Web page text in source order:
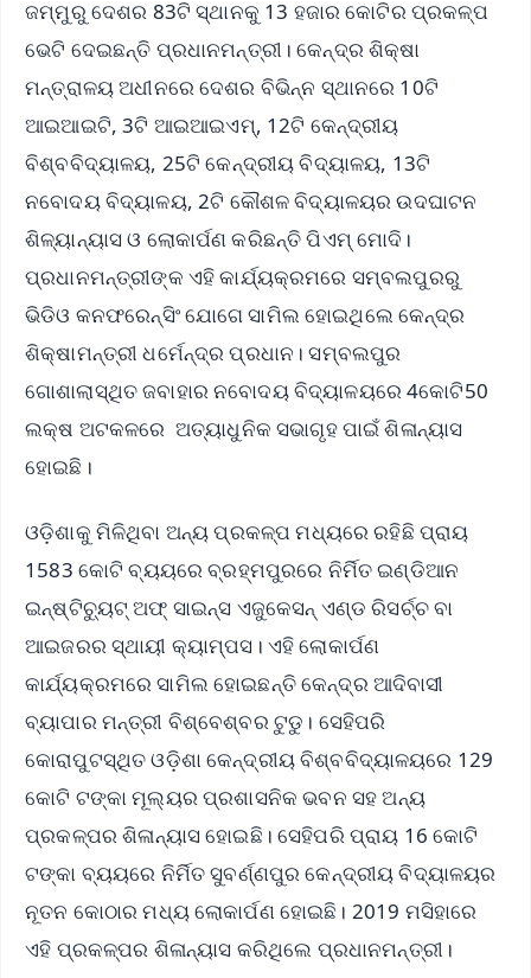
ଜମ୍ମୁରୁ ଦେଶର 83ଟି ସ୍ଥାନକୁ 13 ହଜାର କୋଟିର ପ୍ରକଳ୍ପ
ଭେଟି ଦେଇଛନ୍ତି ପ୍ରଧାନମନ୍ତ୍ରୀ। କେନ୍ଦ୍ର ଶିକ୍ଷା
ମନ୍ତ୍ରାଳୟ ଅଧୀନରେ ଦେଶର ବିଭିନ୍ନ ସ୍ଥାନରେ 10ଟି
ଆଇଆଇଟି, 3ଟି ଆଇଆଇଏମ୍, 12ଟି କେନ୍ଦ୍ରୀୟ
ବିଶ୍ବବିଦ୍ୟାଳୟ, 25ଟି କେନ୍ଦ୍ରୀୟ ବିଦ୍ୟାଳୟ, 13ଟି
ନବୋଦୟ ବିଦ୍ୟାଳୟ, 2ଟି କୌଶଳ ବିଦ୍ୟାଳୟର ଉଦଘାଟନ
ଶିଳ୍ୟାନ୍ୟାସ ଓ ଲୋକାର୍ପଣ କରିଛନ୍ତି ପିଏମ୍ ମୋଦି।
ପ୍ରଧାନମନ୍ତ୍ରୀଙ୍କ ଏହି କାର୍ଯ୍ୟକ୍ରମରେ ସମ୍ବଲପୁରରୁ
ଭିଡିଓ କନଫରେନ୍ସିଂ ଯୋଗେ ସାମିଲ ହୋଇଥିଲେ କେନ୍ଦ୍ର
ଶିକ୍ଷାମନ୍ତ୍ରୀ ଧର୍ମେନ୍ଦ୍ର ପ୍ରଧାନ। ସମ୍ବଲପୁର
ଗୋଶାଲାସ୍ଥିତ ଜବାହାର ନବୋଦୟ ବିଦ୍ୟାଳୟରେ 4କୋଟି50
ଲକ୍ଷ ଅଟକଳରେ ଅତ୍ୟାଧୁନିକ ସଭାଗୃହ ପାଇଁ ଶିଳାନ୍ୟାସ
ହୋଇଛି।
ଓଡ଼ିଶାକୁ ମିଳିଥିବା ଅନ୍ୟ ପ୍ରକଳ୍ପ ମଧ୍ୟରେ ରହିଛି ପ୍ରାୟ
1583 କୋଟି ବ୍ୟୟରେ ବ୍ରହ୍ମପୁରରେ ନିର୍ମିତ ଇଣ୍ଡିଆନ
ଇନ୍‌ଷ୍ଟିଚ୍ୟୁଟ୍ ଅଫ୍ ସାଇନ୍ସ ଏଜୁକେସନ୍ ଏଣ୍ଡ ରିସର୍ଚ୍ଚ ବା
ଆଇଜରର ସ୍ଥାୟୀ କ୍ୟାମ୍ପସ। ଏହି ଲୋକାର୍ପଣ
କାର୍ଯ୍ୟକ୍ରମରେ ସାମିଲ ହୋଇଛନ୍ତି କେନ୍ଦ୍ର ଆଦିବାସୀ
ବ୍ୟାପାର ମନ୍ତ୍ରୀ ବିଶ୍ବେଶ୍ବର ଟୁଡୁ। ସେହିପରି
କୋରାପୁଟସ୍ଥିତ ଓଡ଼ିଶା କେନ୍ଦ୍ରୀୟ ବିଶ୍ବବିଦ୍ୟାଳୟରେ 129
କୋଟି ଟଙ୍କା ମୂଲ୍ୟର ପ୍ରଶାସନିକ ଭବନ ସହ ଅନ୍ୟ
ପ୍ରକଳ୍ପର ଶିଳାନ୍ୟାସ ହୋଇଛି। ସେହିପରି ପ୍ରାୟ 16 କୋଟି
ଟଙ୍କା ବ୍ୟୟରେ ନିର୍ମିତ ସୁବର୍ଣ୍ଣପୁର କେନ୍ଦ୍ରୀୟ ବିଦ୍ୟାଳୟର
ନୂତନ କୋଠାର ମଧ୍ୟ ଲୋକାର୍ପଣ ହୋଇଛି। 2019 ମସିହାରେ
ଏହି ପ୍ରକଳ୍ପର ଶିଳାନ୍ୟାସ କରିଥିଲେ ପ୍ରଧାନମନ୍ତ୍ରୀ।